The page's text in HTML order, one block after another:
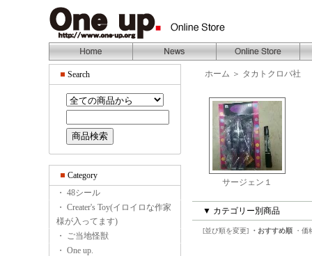
Search
Category
・ 48シール
・ Creater's Toy(イロイロな作家
様が入ってます)
・ ご当地怪獣
・ One up.
ホーム ＞ タカトクロバ社
サージェン１
▼ カテゴリー別商品
[並び順を変更] ・おすすめ順 ・価